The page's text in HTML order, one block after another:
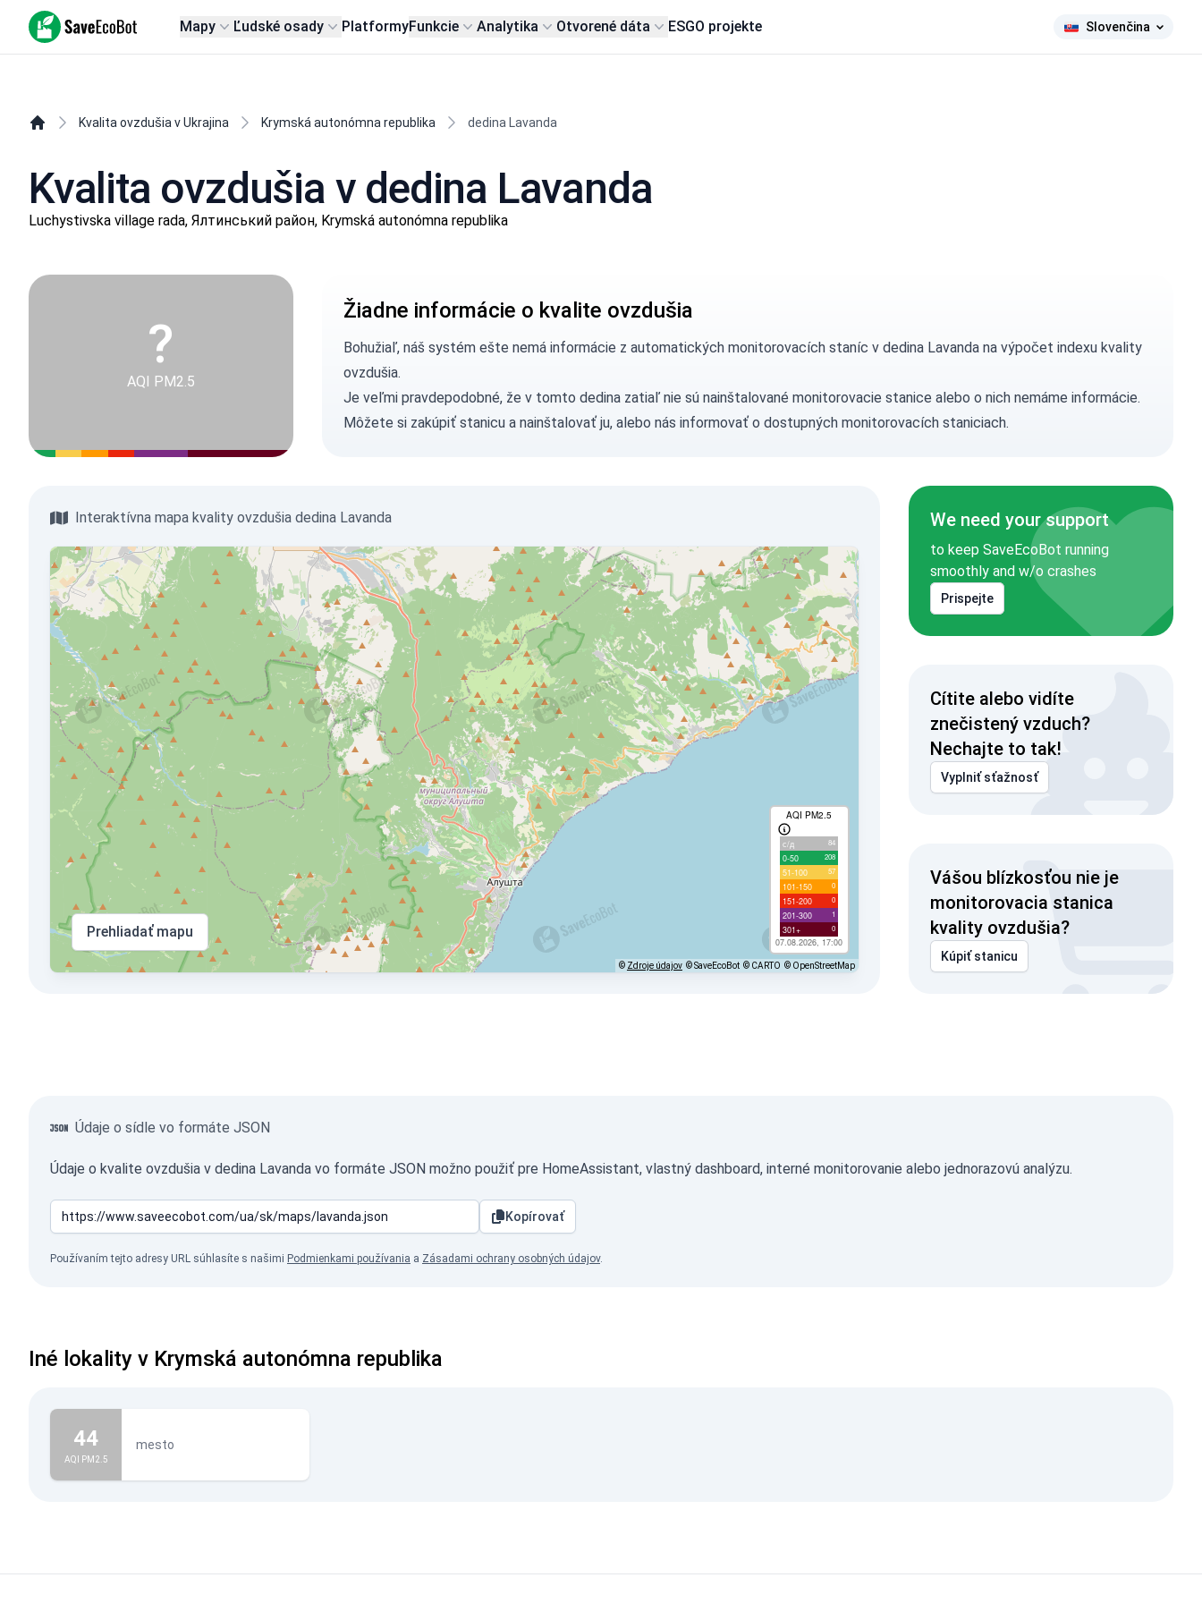
SaveEcoBot Mapy Ľudské osady PlatformyFunkcie Analytika Otvorené dáta ESGO projekte Slovenčina
Kvalita ovzdušia v Ukrajina Krymská autonómna republika dedina Lavanda
Kvalita ovzdušia v dedina Lavanda
Luchystivska village rada, Ялтинський район, Krymská autonómna republika
?
AQI PM2.5
Žiadne informácie o kvalite ovzdušia
Bohužiaľ, náš systém ešte nemá informácie z automatických monitorovacích staníc v dedina Lavanda na výpočet indexu kvality
ovzdušia.
Je veľmi pravdepodobné, že v tomto dedina zatiaľ nie sú nainštalované monitorovacie stanice alebo o nich nemáme informácie.
Môžete si zakúpiť stanicua nainštalovať ju, alebo nás informovaťo dostupných monitorovacích staniciach.
Interaktívna mapa kvality ovzdušia dedina Lavanda
AQI PM2.5
с/д 84
0-50 208
51-100 57
101-150 0
151-200 0
201-300 1
301+ 0
07.08.2026, 17:00
Prehliadať mapu
© Zdroje údajov © SaveEcoBot © CARTO © OpenStreetMap
We need your support
to keep SaveEcoBot running
smoothly and w/o crashes
Prispejte
Cítite alebo vidíte
znečistený vzduch?
Nechajte to tak!
Vyplniť sťažnosť
Vášou blízkosťou nie je
monitorovacia stanica
kvality ovzdušia?
Kúpiť stanicu
Údaje o sídle vo formáte JSON
Údaje o kvalite ovzdušia v dedina Lavanda vo formáte JSON možno použiť pre HomeAssistant, vlastný dashboard, interné monitorovanie alebo jednorazovú analýzu.
Kopírovať
Používaním tejto adresy URL súhlasíte s našimi Podmienkami používania a Zásadami ochrany osobných údajov.
Iné lokality v Krymská autonómna republika
44
AQI PM2.5
mesto